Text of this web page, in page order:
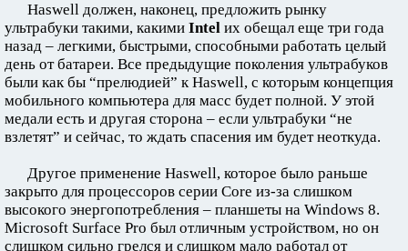
Haswell должен, наконец, предложить рынку
ультрабуки такими, какими Intel их обещал еще три года
назад – легкими, быстрыми, способными работать целый
день от батареи. Все предыдущие поколения ультрабуков
были как бы “прелюдией” к Haswell, с которым концепция
мобильного компьютера для масс будет полной. У этой
медали есть и другая сторона – если ультрабуки “не
взлетят” и сейчас, то ждать спасения им будет неоткуда.
Другое применение Haswell, которое было раньше
закрыто для процессоров серии Core из-за слишком
высокого энергопотребления – планшеты на Windows 8.
Microsoft Surface Pro был отличным устройством, но он
слишком сильно грелся и слишком мало работал от